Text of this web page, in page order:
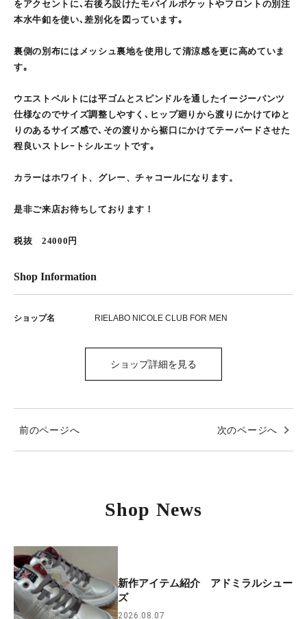
をアクセントに､右後ろ設けたモバイルポケットやフロントの別注
本水牛釦を使い､差別化を図っています｡
裏側の別布にはメッシュ裏地を使用して清涼感を更に高めていま
す｡
ウエストベルトには平ゴムとスピンドルを通したイージーパンツ
仕様なのでサイズ調整しやすく､ヒップ廻りから渡りにかけてゆと
りのあるサイズ感で､その渡りから裾口にかけてテーパードさせた
程良いストレｰトシルエットです｡
カラーはホワイト、グレー、チャコールになります。
是非ご来店お待ちしております！
税抜 24000円
Shop Information
ショップ名 RIELABO NICOLE CLUB FOR MEN
ショップ詳細を見る
前のページへ 次のページへ
Shop News
新作アイテム紹介 アドミラルシュー
ズ
2026.08.07